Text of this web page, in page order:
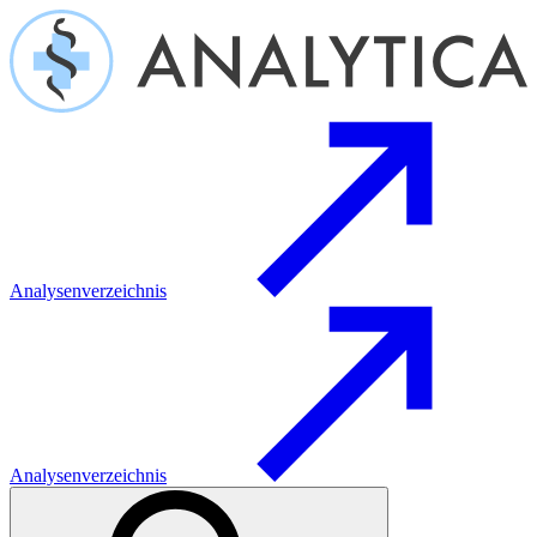
Analysenverzeichnis
Analysenverzeichnis